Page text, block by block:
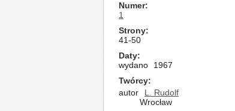
Numer
1
Strony
41-50
Daty
wydano
1967
Twórcy
autor
L. Rudolf
Wrocław